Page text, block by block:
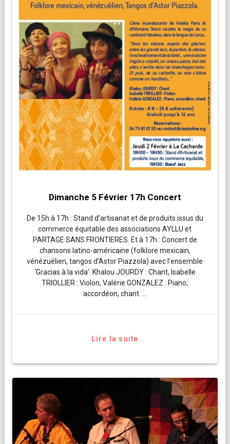
Dimanche 5 Février 17h Concert
De 15h à 17h : Stand d’artisanat et de produits issus du
commerce équitable des associations AYLLU et
PARTAGE SANS FRONTIERES. Et à 17h : Concert de
chansons latino-américaine (folklore mexicain,
vénézuélien, tangos d’Astor Piazzola) avec l’ensemble
‘Gracias à la vida’. Khalou JOURDY : Chant, Isabelle
TRIOLLIER : Violon, Valérie GONZALEZ : Piano,
accordéon, chant. …
Lire la suite